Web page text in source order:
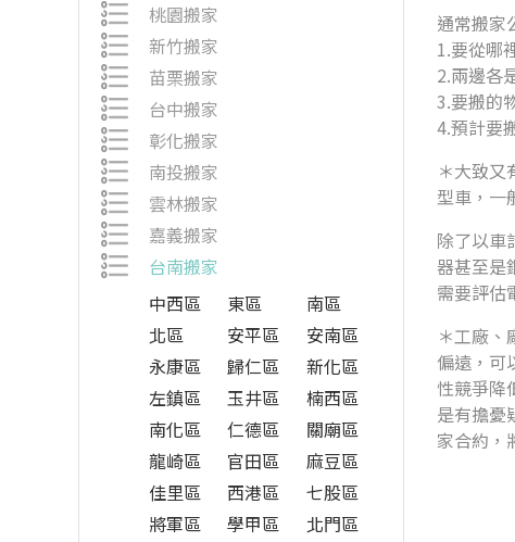
桃園搬家
新竹搬家
苗栗搬家
台中搬家
彰化搬家
南投搬家
雲林搬家
嘉義搬家
台南搬家
中西區
東區
南區
北區
安平區
安南區
永康區
歸仁區
新化區
左鎮區
玉井區
楠西區
南化區
仁德區
關廟區
龍崎區
官田區
麻豆區
佳里區
西港區
七股區
將軍區
學甲區
北門區
通常搬家
1.要從哪
2.兩邊各
3.要搬的
4.預計要
＊大致
型車，一
除了以車
器甚至是
需要評估
＊工廠
偏遠，可
性競爭降
是有擔憂
家合約，